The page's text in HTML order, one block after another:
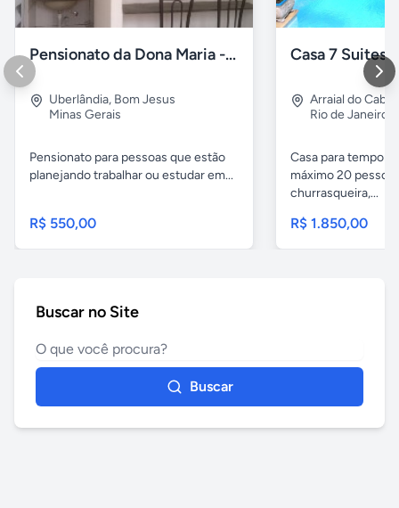
Pensionato da Dona Maria - Uberlândia/MG
Uberlândia, Bom Jesus
Minas Gerais
Pensionato para pessoas que estão
planejando trabalhar ou estudar em...
R$ 550,00
Arraial do Cabo
Rio de Janeiro
Casa para
máximo 20
churrasqueira,...
R$ 1.850,00
Buscar no Site
Buscar